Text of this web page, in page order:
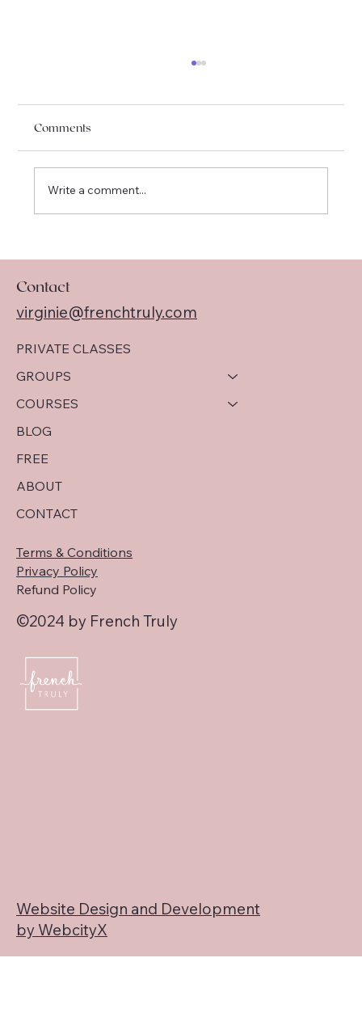
I am officially moving to Québec !
Comments
Write a comment...
©2024 by French Truly
PRIVATE CLASSES
GROUPS
COURSES
BLOG
FREE
ABOUT
CONTACT
Terms & Conditions
Privacy Policy
Refund Policy
Contact
virginie@frenchtruly.com
Website Design and Development
by WebcityX